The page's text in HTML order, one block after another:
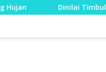
Dinilai Timbulkan